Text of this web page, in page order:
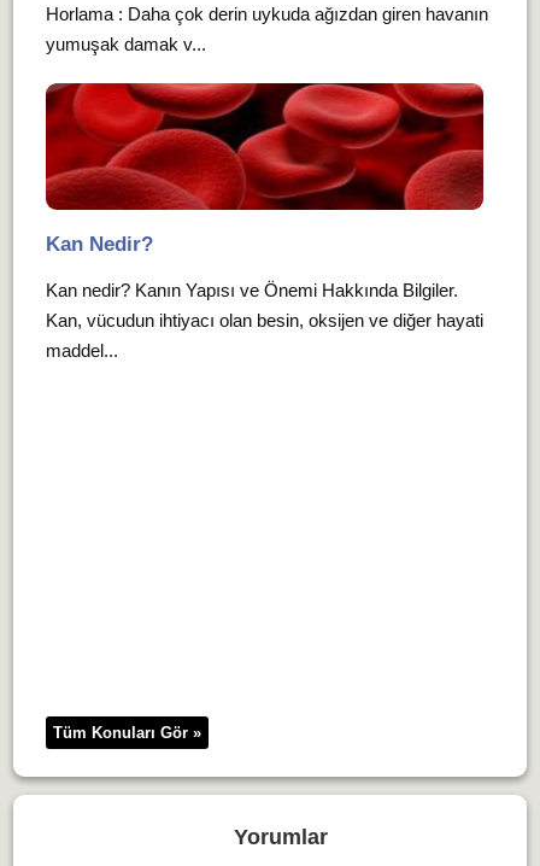
Horlama : Daha çok derin uykuda ağızdan giren havanın
yumuşak damak v...
Kan Nedir?
Kan nedir? Kanın Yapısı ve Önemi Hakkında Bilgiler.
Kan, vücudun ihtiyacı olan besin, oksijen ve diğer hayati
maddel...
Tüm Konuları Gör »
Yorumlar